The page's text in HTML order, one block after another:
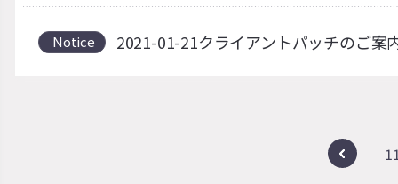
Notice 2021-01-21クライアントパッチのご案